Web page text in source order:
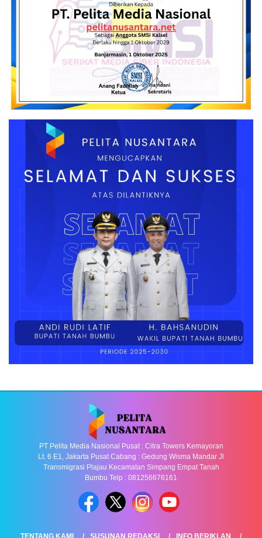
PT Pelita Media Nasional Pusat : Citra Towers Kemayoran
Lt. 6 E1, Jakarta Pusat Cabang : Gedung Wisma Mandar Jl
Transmigrasi Plajau Kecamatan Simpang Empat Tanah
Bumbu Telp : 081256676161
TENTANG KAMI SUSUNAN REDAKSI INFO BERIKLAN